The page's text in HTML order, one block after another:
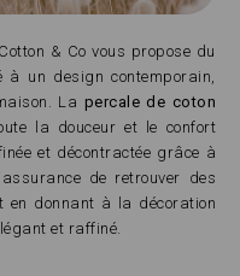
& Co vous propose du
à un design contemporain,
La percale de coton
la douceur et le confort
et décontractée grâce à
de retrouver des
en donnant à la décoration
et raffiné.